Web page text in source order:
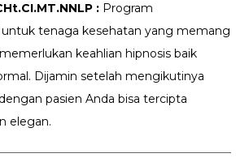
: Program
tenaga kesehatan yang memang
keahlian hipnosis baik
Dijamin setelah mengikutinya
pasien Anda bisa tercipta
elegan.